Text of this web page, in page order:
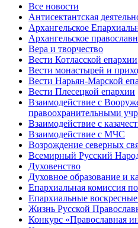
Все новости
Антисектантская
Архангельское
Архангельское
Вера и творчество
Вести Котласской епархии
Вести монастырей и
Вести Нарьян-Марской
Вести Плесецкой епархии
Взаимодействие с
правоохранительными
Взаимодействие с
Взаимодействие с МЧС
Возрождение северных
Всемирный Русский
Духовенство
Духовное образование и
Епархиальная комиссия
Епархиальные
Жизнь Русской
Конкурс «Православная